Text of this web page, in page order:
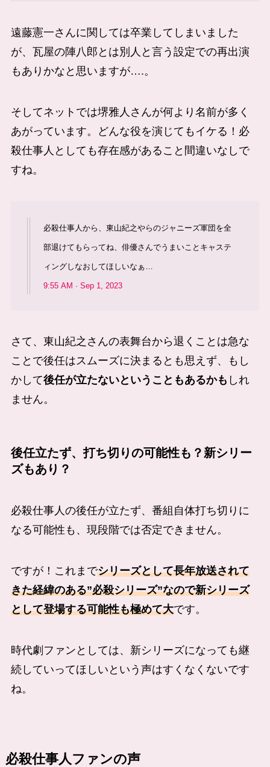
遠藤憲一さんに関しては卒業してしまいました
が、瓦屋の陣八郎とは別人と言う設定での再出演
もありかなと思いますが….。
そしてネットでは堺雅人さんが何より名前が多く
あがっています。どんな役を演じてもイケる！必
殺仕事人としても存在感があること間違いなしで
すね。
必殺仕事人から、東山紀之やらのジャニーズ軍団を全
部退けてもらってね、俳優さんでうまいことキャステ
ィングしなおしてほしいなぁ…
9:55 AM · Sep 1, 2023
さて、東山紀之さんの表舞台から退くことは急な
ことで後任はスムーズに決まるとも思えず、もし
かして後任が立たないということもあるかも しれ
ません。
後任立たず、打ち切りの可能性も？新シリー
ズもあり？
必殺仕事人の後任が立たず、番組自体打ち切りに
なる可能性も、現段階では否定できません。
ですが！これまでシリーズとして長年放送されて
きた経緯のある”必殺シリーズ”なので新シリーズ
として登場する可能性も極めて大です。
時代劇ファンとしては、新シリーズになっても継
続していってほしいという声はすくなくないです
ね。
必殺仕事人ファンの声